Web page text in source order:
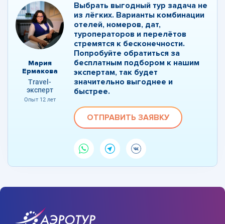
Мария
Ермакова
Travel-
эксперт
Опыт 12 лет
Выбрать выгодный тур задача не
из лёгких. Варианты комбинации
отелей, номеров, дат,
туроператоров и перелётов
стремятся к бесконечности.
Попробуйте обратиться за
бесплатным подбором к нашим
экспертам, так будет
значительно выгоднее и
быстрее.
ОТПРАВИТЬ ЗАЯВКУ